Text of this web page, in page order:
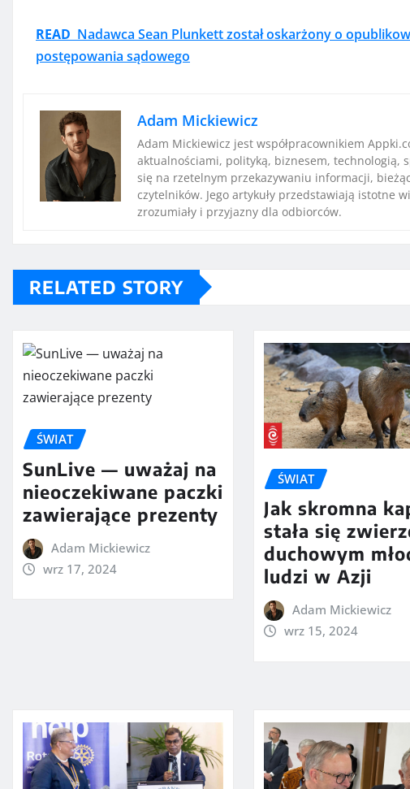
READ Nadawca Sean Plunkett został oskarżony o
postępowania sądowego
Adam Mickiewicz
Adam Mickiewicz jest współpracownikiem
aktualnościami, polityką, biznesem, technologią,
się na rzetelnym przekazywaniu informacji,
czytelników. Jego artykuły przedstawiają istotne
zrozumiały i przyjazny dla odbiorców.
RELATED STORY
ŚWIAT
SunLive — uważaj na
nieoczekiwane paczki
zawierające prezenty
Adam Mickiewicz
wrz 17, 2024
ŚWIAT
Jak skromna
stała się
duchowym
ludzi w Azji
Adam Mickiewicz
wrz 15, 2024